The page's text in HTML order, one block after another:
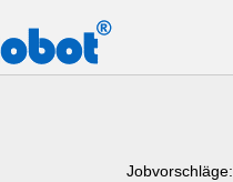
Jobvorschläge: